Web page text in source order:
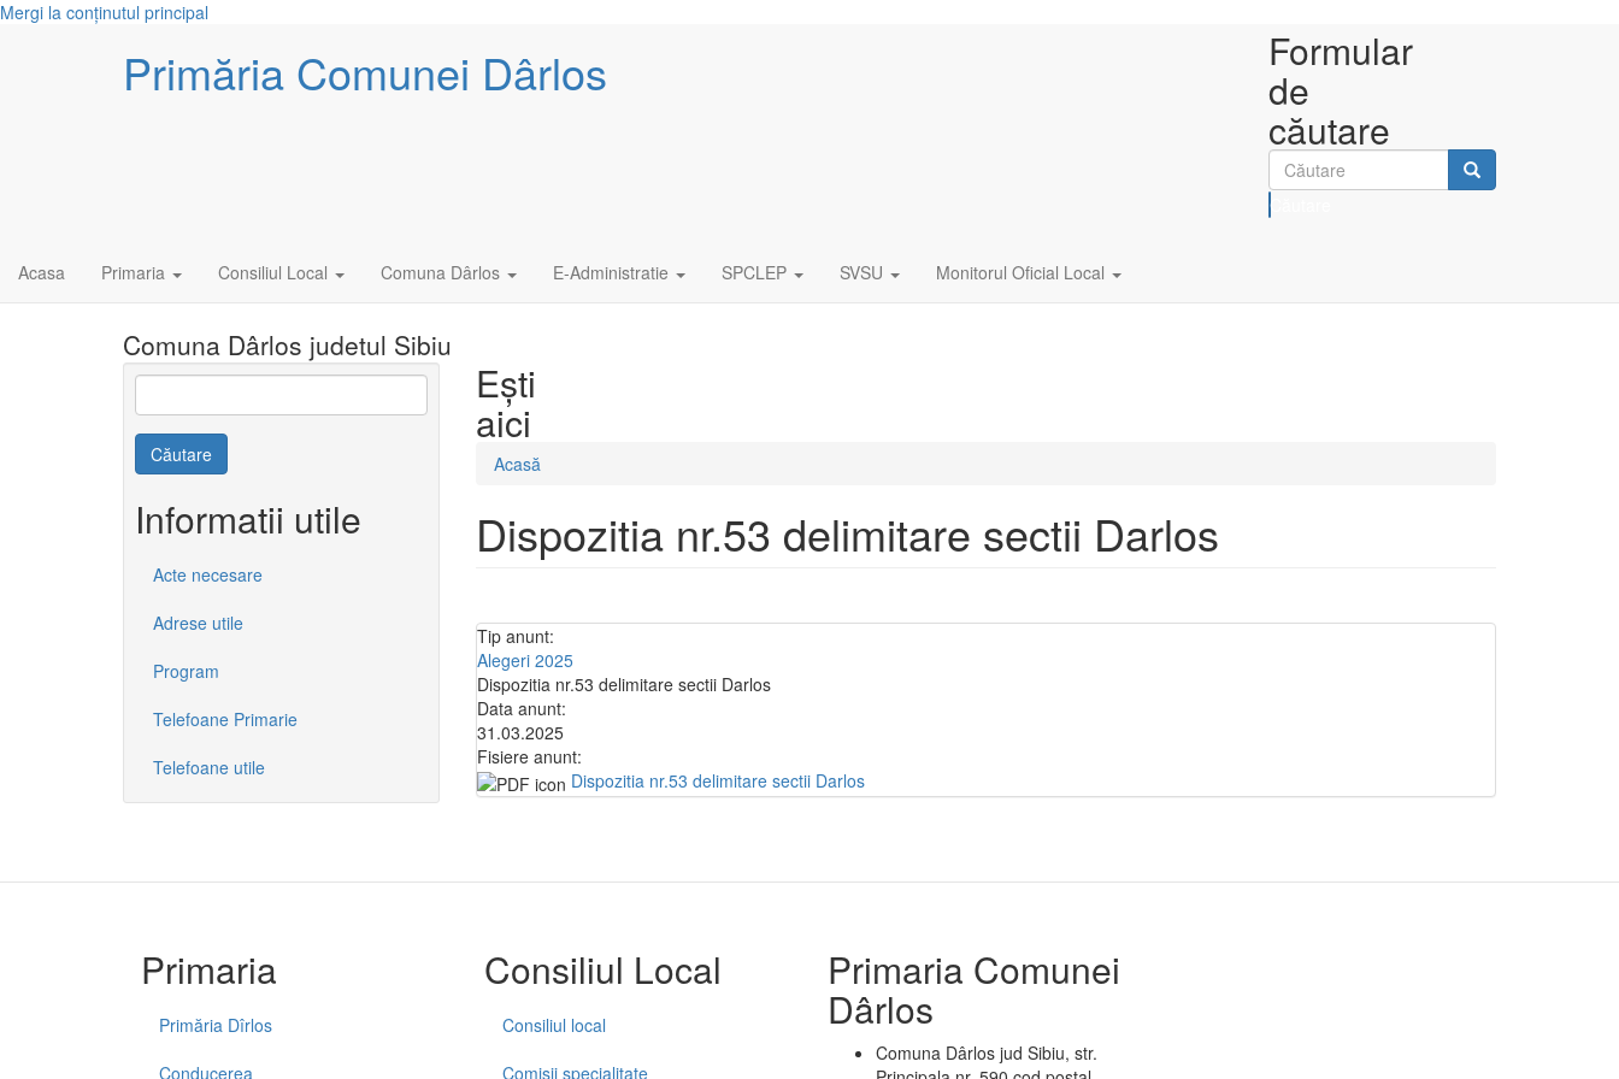
Mergi la conţinutul principal
Primăria Comunei Dârlos Formular
de
căutare
Căutare
Acasa Primaria Consiliul Local Comuna Dârlos E-Administratie SPCLEP SVSU Monitorul Oficial Local
Comuna Dârlos judetul Sibiu
Eşti
aici
Acasă
Dispozitia nr.53 delimitare sectii Darlos
Tip anunt:
Alegeri 2025
Dispozitia nr.53 delimitare sectii Darlos
Data anunt:
31.03.2025
Fisiere anunt:
Dispozitia nr.53 delimitare sectii Darlos
Căutare
Informatii utile
Acte necesare
Adrese utile
Program
Telefoane Primarie
Telefoane utile
Primaria
Primăria Dîrlos
Conducerea
Consiliul Local
Consiliul local
Comisii specialitate
Primaria Comunei
Dârlos
Comuna Dârlos jud Sibiu, str.